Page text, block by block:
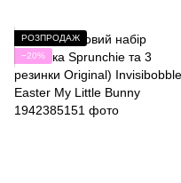
РОЗПРОДАЖ
−20%